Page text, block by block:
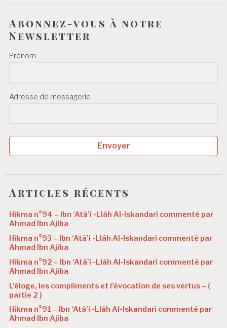
Abonnez-vous à notre
Newsletter
Prénom
Adresse de messagerie
Envoyer
Articles récents
Hikma n°94 – Ibn ‘Atâ’i -Llâh Al-Iskandarî commenté par
Ahmad Ibn Ajiba
Hikma n°93 – Ibn ‘Atâ’i -Llâh Al-Iskandarî commenté par
Ahmad Ibn Ajiba
Hikma n°92 – Ibn ‘Atâ’i -Llâh Al-Iskandarî commenté par
Ahmad Ibn Ajiba
L’éloge, les compliments et l’évocation de ses vertus – (
partie 2 )
Hikma n°91 – Ibn ‘Atâ’i -Llâh Al-Iskandarî commenté par
Ahmad Ibn Ajiba